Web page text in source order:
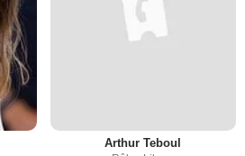
Arthur Teboul